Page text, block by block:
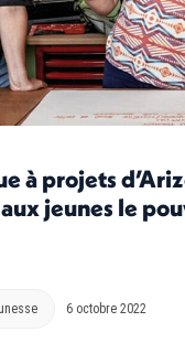
à projets
jeunes le
6 octobre 2022